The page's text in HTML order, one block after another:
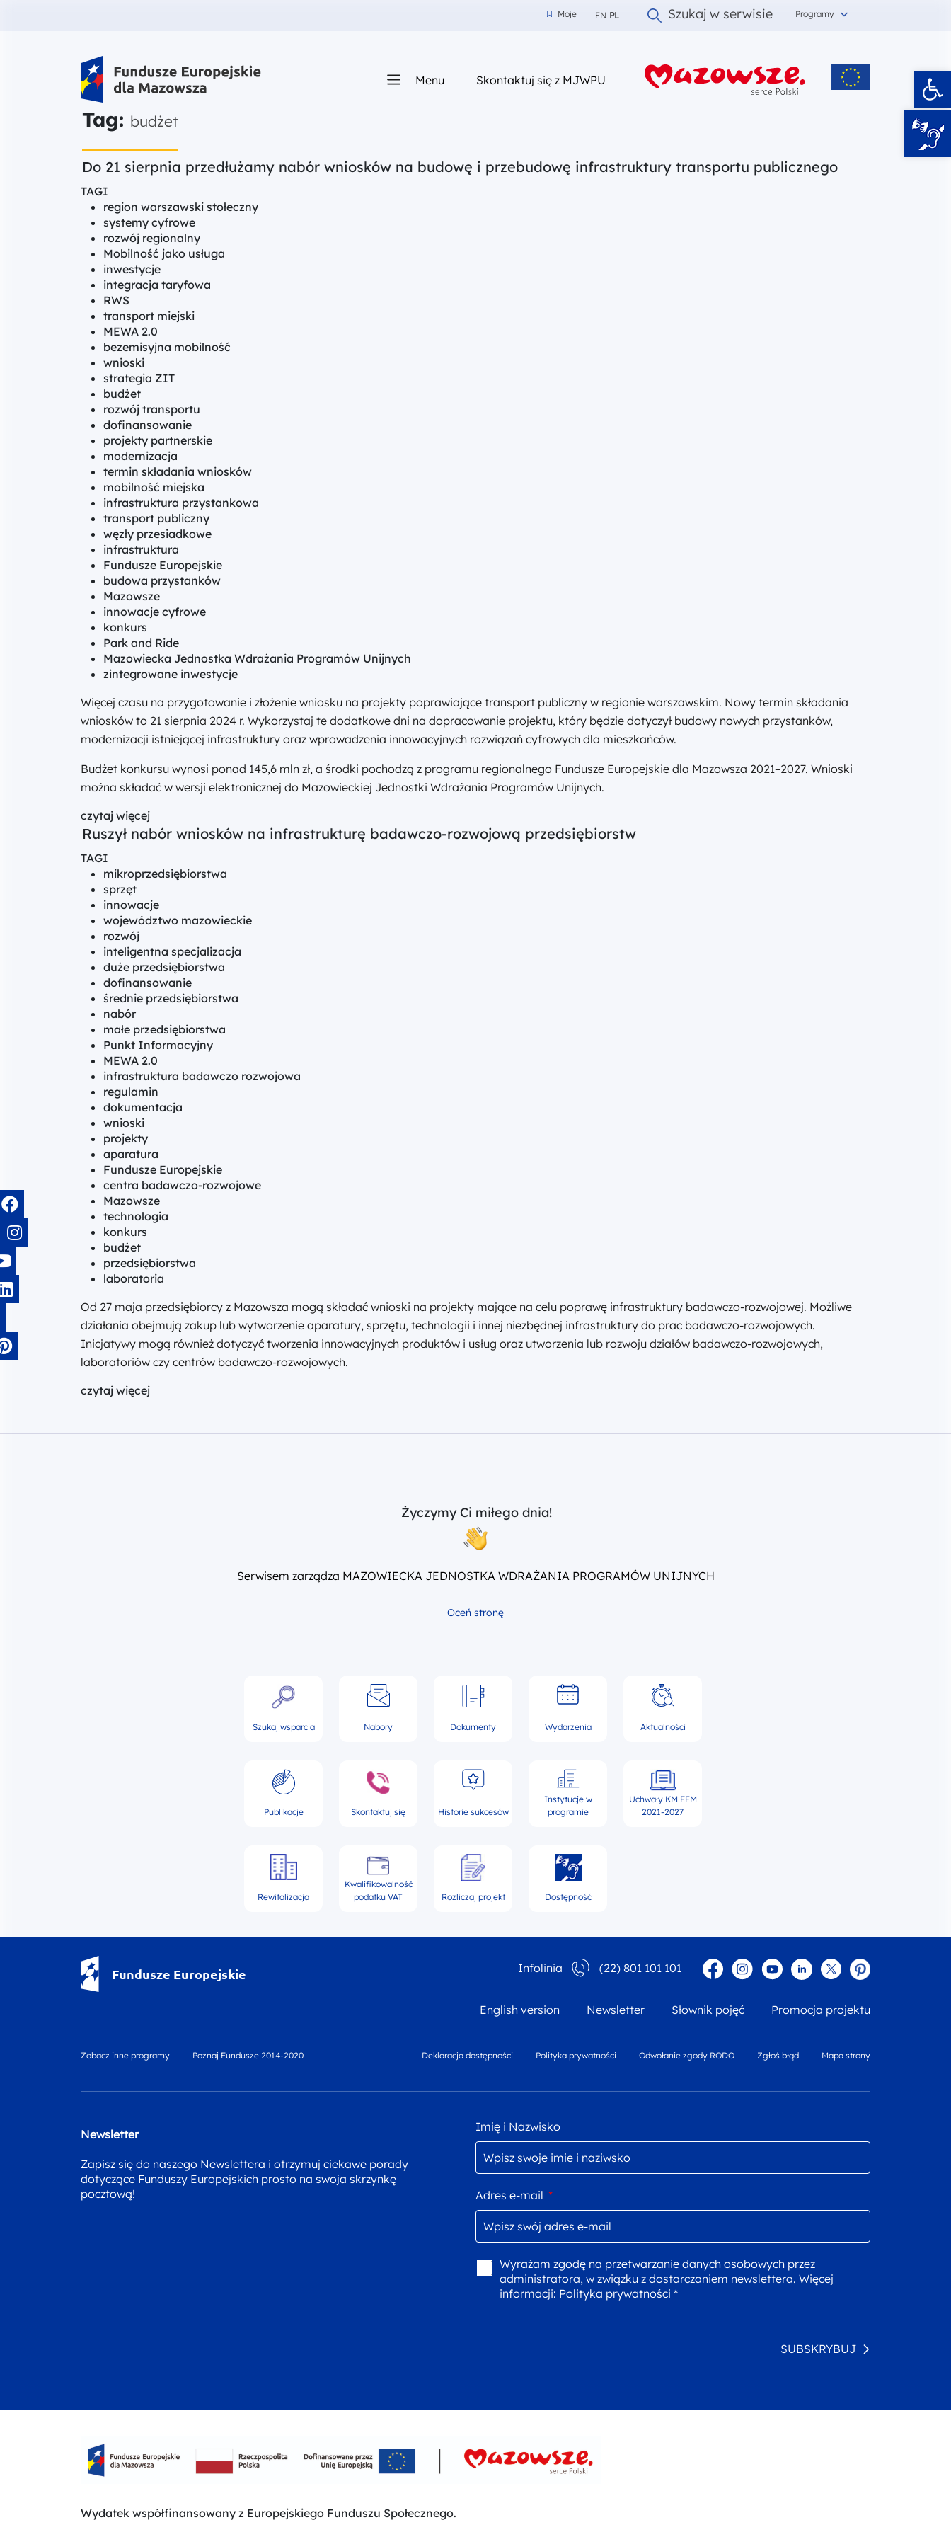
Moje
Moje EN PL Szukaj w serwisie Programy
Fundusze Europejskie dla Mazowsza Menu Skontaktuj się z MJWPUz nami
Tag: budżet
Do 21 sierpnia przedłużamy nabór wniosków na budowę i przebudowę infrastruktury transportu publicznego
TAGI
region warszawski stołeczny
systemy cyfrowe
rozwój regionalny
Mobilność jako usługa
inwestycje
integracja taryfowa
RWS
transport miejski
MEWA 2.0
bezemisyjna mobilność
wnioski
strategia ZIT
budżet
rozwój transportu
dofinansowanie
projekty partnerskie
modernizacja
termin składania wniosków
mobilność miejska
infrastruktura przystankowa
transport publiczny
węzły przesiadkowe
infrastruktura
Fundusze Europejskie
budowa przystanków
Mazowsze
innowacje cyfrowe
konkurs
Park and Ride
Mazowiecka Jednostka Wdrażania Programów Unijnych
zintegrowane inwestycje
Więcej czasu na przygotowanie i złożenie wniosku na projekty poprawiające transport publiczny w regionie warszawskim. Nowy termin składania
wniosków to 21 sierpnia 2024 r. Wykorzystaj te dodatkowe dni na dopracowanie projektu, który będzie dotyczył budowy nowych przystanków,
modernizacji istniejącej infrastruktury oraz wprowadzenia innowacyjnych rozwiązań cyfrowych dla mieszkańców.
Budżet konkursu wynosi ponad 145,6 mln zł, a środki pochodzą z programu regionalnego Fundusze Europejskie dla Mazowsza 2021–2027. Wnioski
można składać w wersji elektronicznej do Mazowieckiej Jednostki Wdrażania Programów Unijnych.
czytaj więcej
Ruszył nabór wniosków na infrastrukturę badawczo-rozwojową przedsiębiorstw
TAGI
mikroprzedsiębiorstwa
sprzęt
innowacje
województwo mazowieckie
rozwój
inteligentna specjalizacja
duże przedsiębiorstwa
dofinansowanie
średnie przedsiębiorstwa
nabór
małe przedsiębiorstwa
Punkt Informacyjny
MEWA 2.0
infrastruktura badawczo rozwojowa
regulamin
dokumentacja
wnioski
projekty
aparatura
Fundusze Europejskie
centra badawczo-rozwojowe
Mazowsze
technologia
konkurs
budżet
przedsiębiorstwa
laboratoria
Od 27 maja przedsiębiorcy z Mazowsza mogą składać wnioski na projekty mające na celu poprawę infrastruktury badawczo-rozwojowej. Możliwe
działania obejmują zakup lub wytworzenie aparatury, sprzętu, technologii i innej niezbędnej infrastruktury do prac badawczo-rozwojowych.
Inicjatywy mogą również dotyczyć tworzenia innowacyjnych produktów i usług oraz utworzenia lub rozwoju działów badawczo-rozwojowych,
laboratoriów czy centrów badawczo-rozwojowych.
czytaj więcej
Życzymy Ci miłego dnia!
Serwisem zarządza MAZOWIECKA JEDNOSTKA WDRAŻANIA PROGRAMÓW UNIJNYCH
Oceń stronę
Szukaj wsparcia Nabory Dokumenty Wydarzenia Aktualności
Publikacje Skontaktuj się Historie sukcesów
Instytucje w
programie
Uchwały KM FEM
2021-2027
Rewitalizacja
Kwalifikowalność
podatku VAT
Rozliczaj projekt Dostępność
Fundusze Europejskie Infolinia (22) 801 101 101 FacebookInstagram
YouTubeLinkedin
twitterPinterest
English version Newsletter Słownik pojęć Promocja projektu
Zobacz inne programy Poznaj Fundusze 2014-2020 Deklaracja dostępności Polityka prywatności Odwołanie zgody RODO Zgłoś błąd Mapa strony
Newsletter
Zapisz się do naszego Newslettera i otrzymuj ciekawe porady
dotyczące Funduszy Europejskich prosto na swoja skrzynkę
pocztową!
Imię i Nazwisko
Adres e-mail *
Wyrażam zgodę na przetwarzanie danych osobowych przez
administratora, w związku z dostarczaniem newslettera. Więcej
informacji: Polityka prywatności *
SUBSKRYBUJ
Wydatek współfinansowany z Europejskiego Funduszu Społecznego.